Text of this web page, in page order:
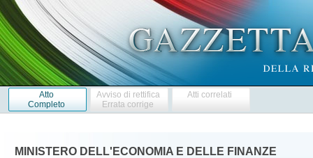
Atto
Completo
Avviso di rettifica
Errata corrige
Atti correlati
MINISTERO DELL'ECONOMIA E DELLE FINANZE